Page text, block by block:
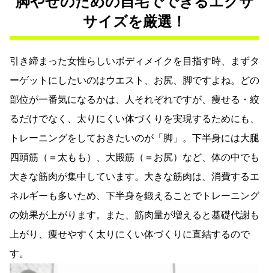
サイズを厳選！
引き締まった女性らしいボディメイクを目指す時、まずタ
ーゲットにしたいのはウエスト、お尻、脚ですよね。どの
部位が一番気になるかは、人それぞれですが、痩せる・絞
るだけでなく、太りにくい体づくりを実現するためにも、
トレーニングをしておきたいのが「脚」。下半身には大腿
四頭筋（＝太もも）、大殿筋（＝お尻）など、体の中でも
大きな筋肉が集中しています。大きな筋肉は、消費するエ
ネルギーも多いため、下半身を鍛えることでトレーニング
の効果が上がります。また、筋肉量が増えると基礎代謝も
上がり、痩せやすく太りにくい体づくりに直結するので
す。